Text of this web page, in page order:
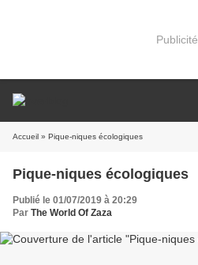
Publicité
Accueil » Pique-niques écologiques
Pique-niques écologiques
Publié le 01/07/2019 à 20:29
Par The World Of Zaza